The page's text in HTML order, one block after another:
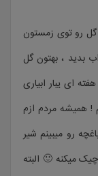
رو توی زمستون
بدید ، بهتون گل
ای یبار ابیاری
! همیشه مردم ازم
رو میبینم شیر
میکنه 🙂 البته